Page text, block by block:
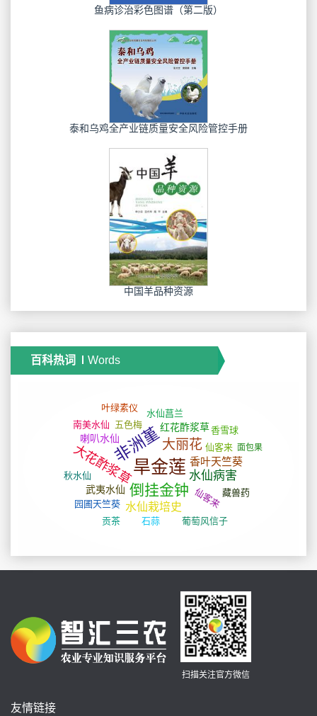
鱼病诊治彩色图谱（第二版）
泰和乌鸡全产业链质量安全风险管控手册
中国羊品种资源
百科热词 Words
扫描关注官方微信
友情链接